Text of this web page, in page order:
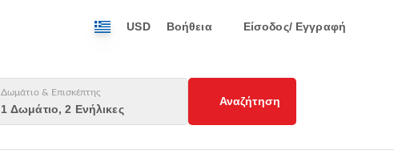
USD Βοήθεια Είσοδος/ Εγγραφή
Δωμάτιο & Επισκέπτης
1 Δωμάτιο, 2 Ενήλικες
Αναζήτηση